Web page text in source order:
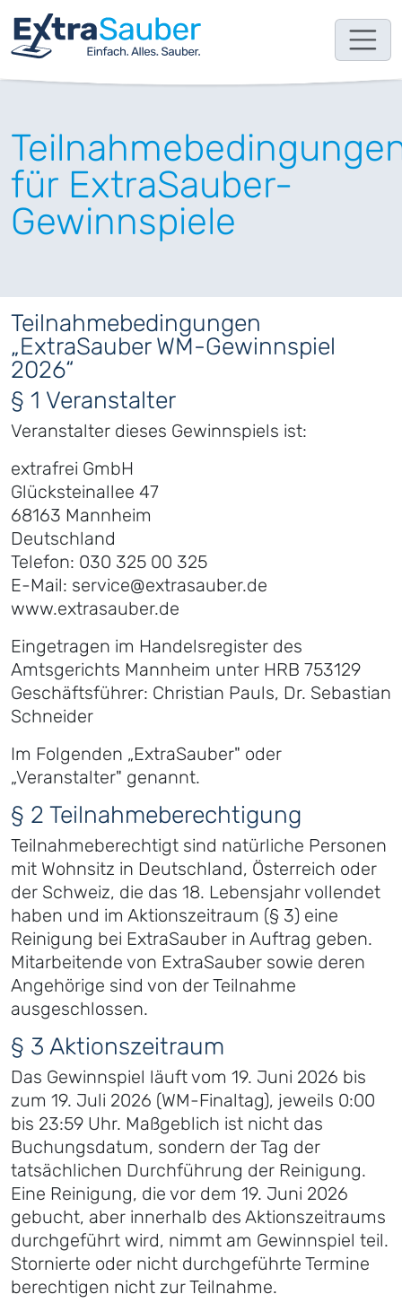
für ExtraSauber-
Gewinnspiele
Teilnahmebedingungen
„ExtraSauber WM-Gewinnspiel
2026“
§ 1 Veranstalter
Veranstalter dieses Gewinnspiels ist:
extrafrei GmbH
Glücksteinallee 47
68163 Mannheim
Deutschland
Telefon: 030 325 00 325
E-Mail: service@extrasauber.de
www.extrasauber.de
Eingetragen im Handelsregister des
Amtsgerichts Mannheim unter HRB 753129
Geschäftsführer: Christian Pauls, Dr. Sebastian
Schneider
Im Folgenden „ExtraSauber" oder
„Veranstalter" genannt.
§ 2 Teilnahmeberechtigung
Teilnahmeberechtigt sind natürliche Personen
mit Wohnsitz in Deutschland, Österreich oder
der Schweiz, die das 18. Lebensjahr vollendet
haben und im Aktionszeitraum (§ 3) eine
Reinigung bei ExtraSauber in Auftrag geben.
Mitarbeitende von ExtraSauber sowie deren
Angehörige sind von der Teilnahme
ausgeschlossen.
§ 3 Aktionszeitraum
Das Gewinnspiel läuft vom 19. Juni 2026 bis
zum 19. Juli 2026 (WM-Finaltag), jeweils 0:00
bis 23:59 Uhr. Maßgeblich ist nicht das
Buchungsdatum, sondern der Tag der
tatsächlichen Durchführung der Reinigung.
Eine Reinigung, die vor dem 19. Juni 2026
gebucht, aber innerhalb des Aktionszeitraums
durchgeführt wird, nimmt am Gewinnspiel teil.
Stornierte oder nicht durchgeführte Termine
berechtigen nicht zur Teilnahme.